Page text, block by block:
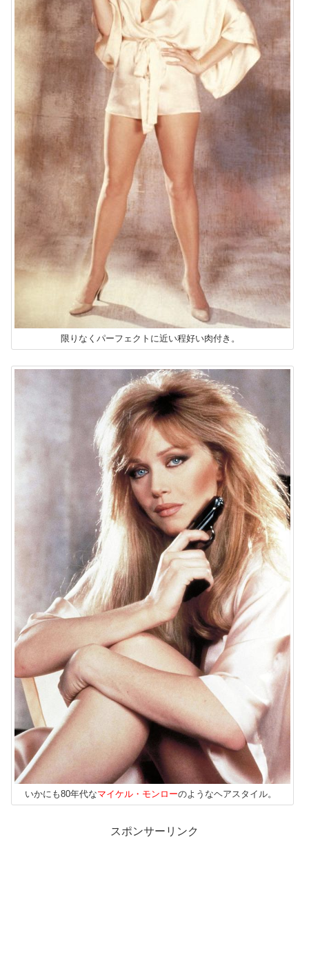
限りなくパーフェクトに近い程好い肉付き。
いかにも80年代なマイケル・モンローのようなヘアスタイル。
スポンサーリンク